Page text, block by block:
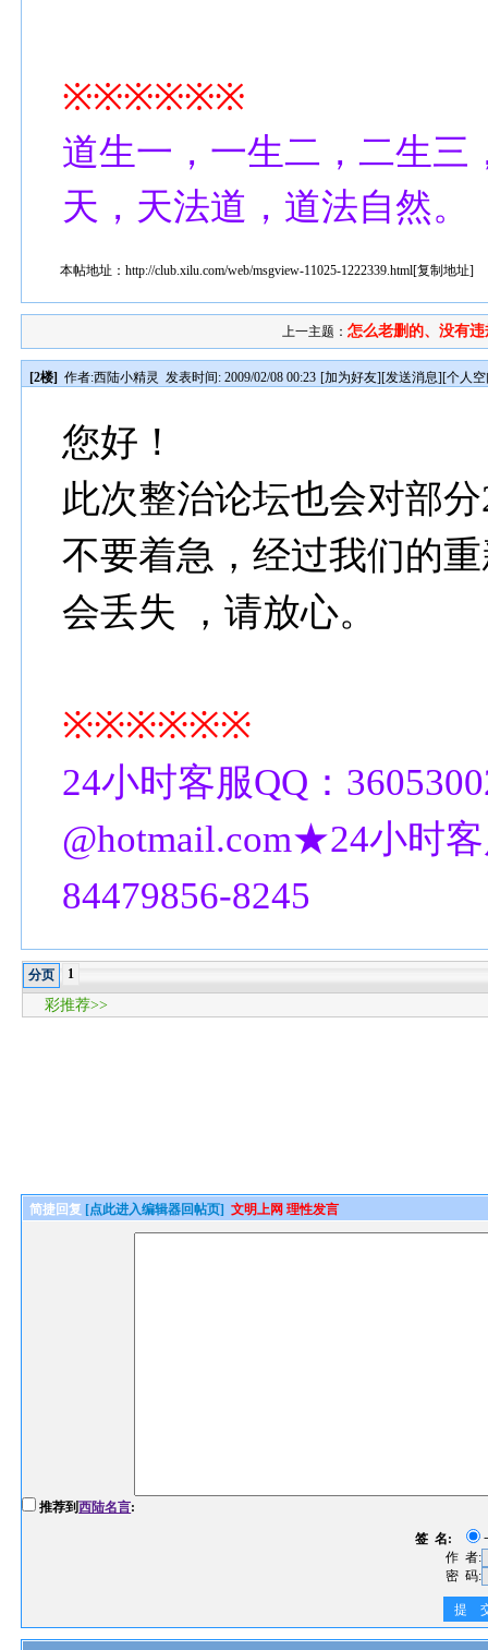
※※※※※※
道生一，一生二，二生三
天，天法道，道法自然。
本帖地址：http://club.xilu.com/web/msgview-11025-1222339.html[复制地址]
上一主题： 怎么老删的、没有
[2楼] 作者:西陆小精灵 发表时间: 2009/02/08 00:23 [加为好友][发送消息][个人
您好！
此次整治论坛也会对部
不要着急，经过我们的
会丢失 ，请放心。
※※※※※※
24小时客服QQ：
@hotmail.com★24小时
84479856-8245
分页 1
彩推荐>>
简捷回复 [点此进入编辑器回帖页] 文明上网 理性发言
推荐到西陆名言:
签 名:
作 者:
密 码:
提